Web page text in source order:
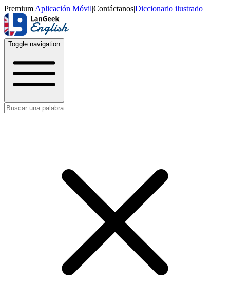
Premium|Aplicación Móvil|Contáctanos|Diccionario ilustrado
Toggle navigation